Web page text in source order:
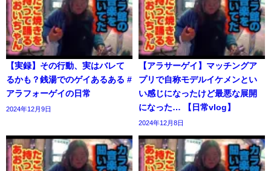
【実録】その行動、実はバレて
るかも？銭湯でのゲイあるある #
アラフォーゲイの日常
2024年12月9日
【アラサーゲイ】マッチングア
プリで自称モデルイケメンとい
い感じになったけど最悪な展開
になった… 【日常vlog】
2024年12月8日